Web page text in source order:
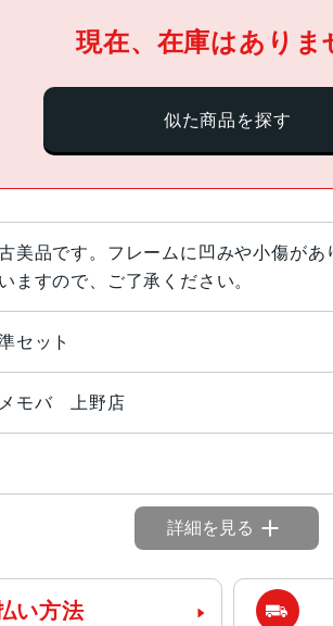
現在、在庫はありま
似た商品を探す
美品です。フレームに凹みや小傷が
ますので、ご了承ください。
セット
モバ 上野店
詳細を見る
い方法